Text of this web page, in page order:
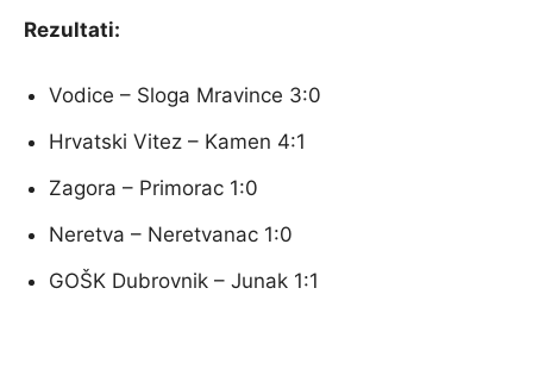
Rezultati:
Vodice – Sloga Mravince 3:0
Hrvatski Vitez – Kamen 4:1
Zagora – Primorac 1:0
Neretva – Neretvanac 1:0
GOŠK Dubrovnik – Junak 1:1